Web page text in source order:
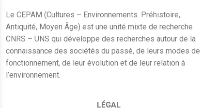
Le CEPAM (Cultures – Environnements. Préhistoire,
Antiquité, Moyen Âge) est une unité mixte de recherche
CNRS – UNS qui développe des recherches autour de la
connaissance des sociétés du passé, de leurs modes de
fonctionnement, de leur évolution et de leur relation à
l’environnement.
LÉGAL